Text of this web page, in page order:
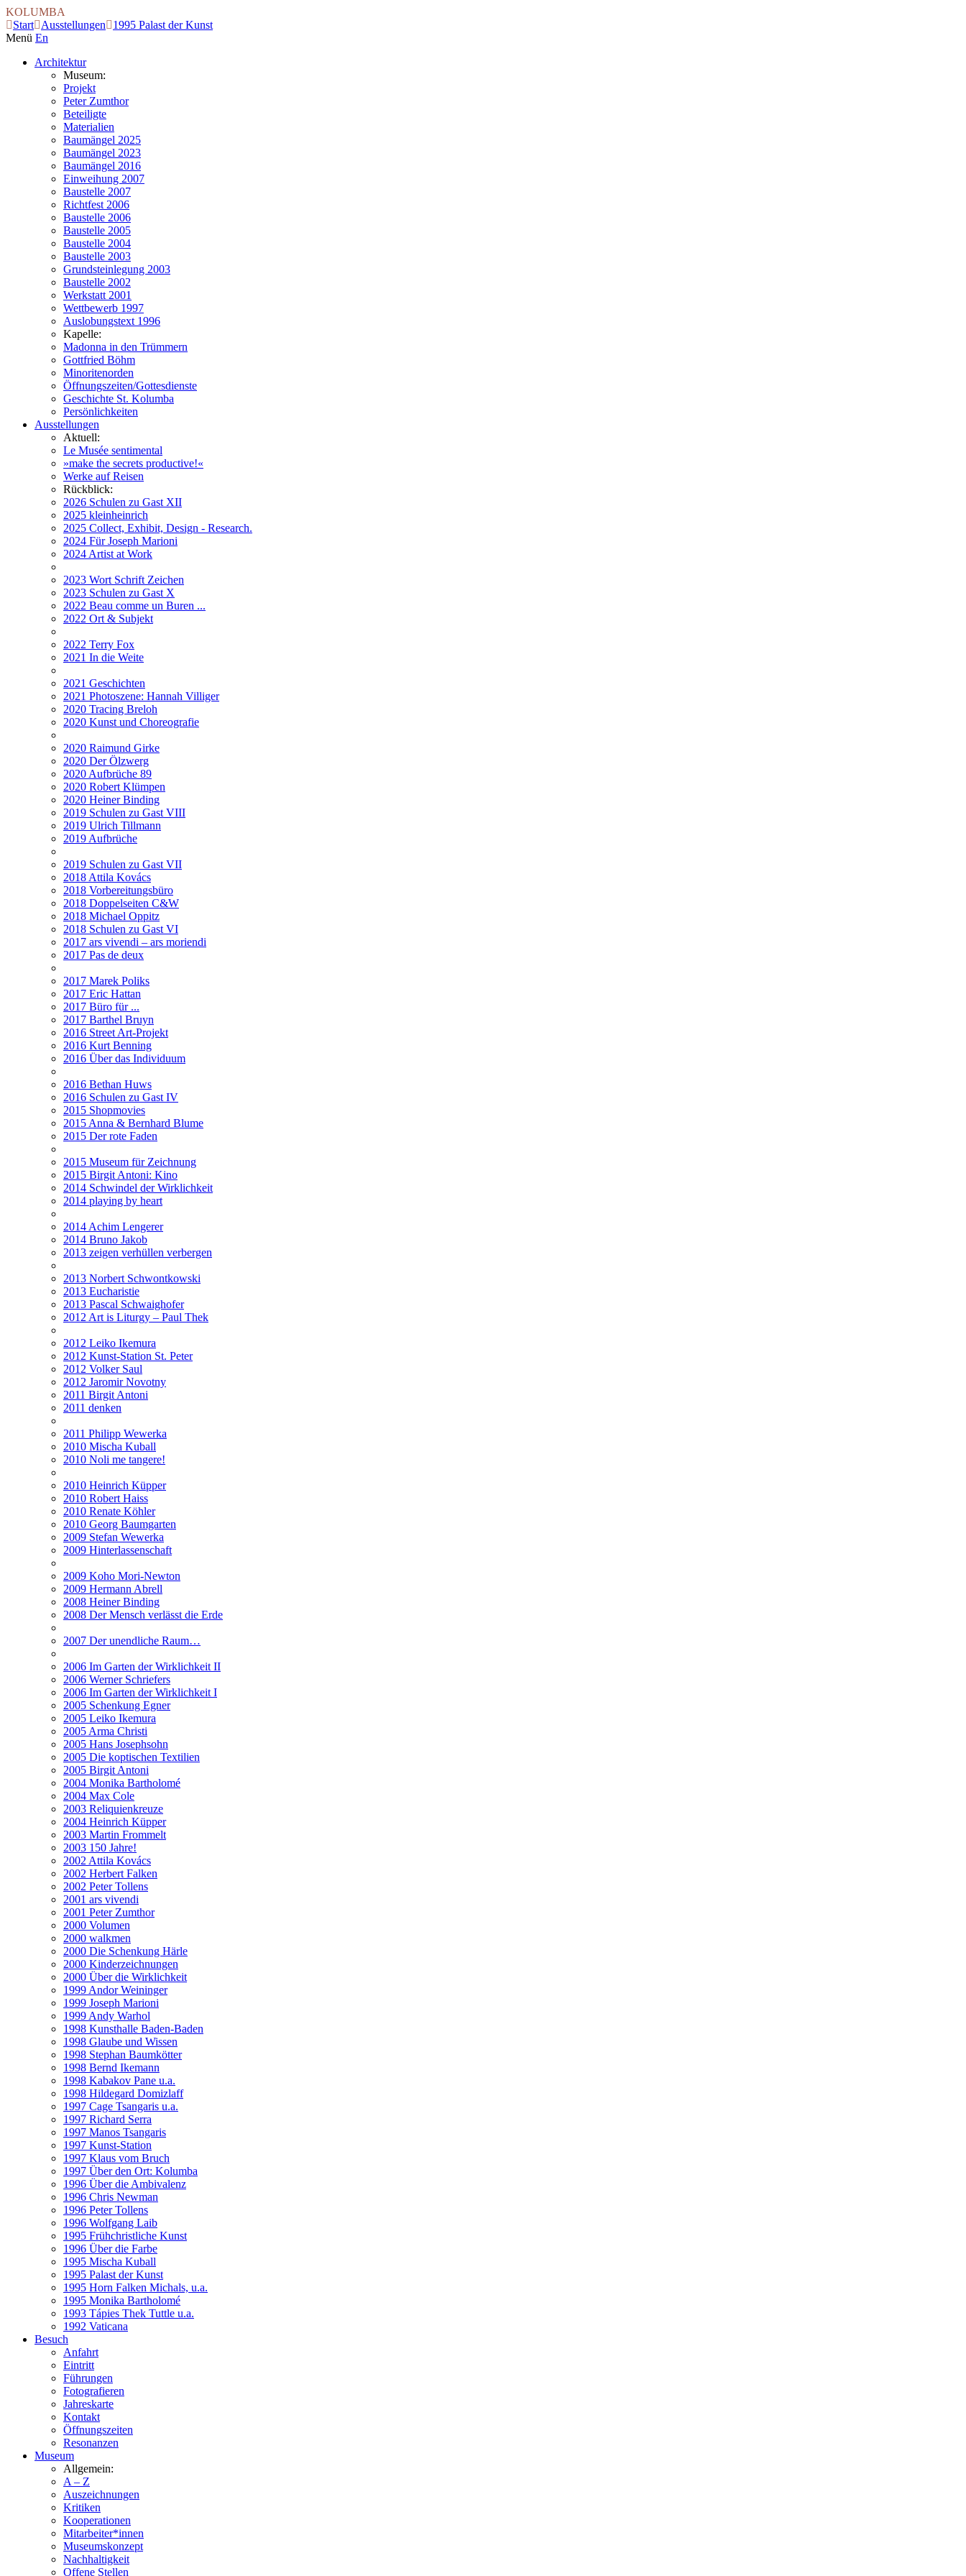
KOLUMBA
Start
Ausstellungen
1995 Palast der Kunst
Menü En
Architektur
Museum:
Projekt
Peter Zumthor
Beteiligte
Materialien
Baumängel 2025
Baumängel 2023
Baumängel 2016
Einweihung 2007
Baustelle 2007
Richtfest 2006
Baustelle 2006
Baustelle 2005
Baustelle 2004
Baustelle 2003
Grundsteinlegung 2003
Baustelle 2002
Werkstatt 2001
Wettbewerb 1997
Auslobungstext 1996
Kapelle:
Madonna in den Trümmern
Gottfried Böhm
Minoritenorden
Öffnungszeiten/Gottesdienste
Geschichte St. Kolumba
Persönlichkeiten
Ausstellungen
Aktuell:
Le Musée sentimental
»make the secrets productive!«
Werke auf Reisen
Rückblick:
2026 Schulen zu Gast XII
2025 kleinheinrich
2025 Collect, Exhibit, Design - Research.
2024 Für Joseph Marioni
2024 Artist at Work
2023 Wort Schrift Zeichen
2023 Schulen zu Gast X
2022 Beau comme un Buren ...
2022 Ort & Subjekt
2022 Terry Fox
2021 In die Weite
2021 Geschichten
2021 Photoszene: Hannah Villiger
2020 Tracing Breloh
2020 Kunst und Choreografie
2020 Raimund Girke
2020 Der Ölzwerg
2020 Aufbrüche 89
2020 Robert Klümpen
2020 Heiner Binding
2019 Schulen zu Gast VIII
2019 Ulrich Tillmann
2019 Aufbrüche
2019 Schulen zu Gast VII
2018 Attila Kovács
2018 Vorbereitungsbüro
2018 Doppelseiten C&W
2018 Michael Oppitz
2018 Schulen zu Gast VI
2017 ars vivendi – ars moriendi
2017 Pas de deux
2017 Marek Poliks
2017 Eric Hattan
2017 Büro für ...
2017 Barthel Bruyn
2016 Street Art-Projekt
2016 Kurt Benning
2016 Über das Individuum
2016 Bethan Huws
2016 Schulen zu Gast IV
2015 Shopmovies
2015 Anna & Bernhard Blume
2015 Der rote Faden
2015 Museum für Zeichnung
2015 Birgit Antoni: Kino
2014 Schwindel der Wirklichkeit
2014 playing by heart
2014 Achim Lengerer
2014 Bruno Jakob
2013 zeigen verhüllen verbergen
2013 Norbert Schwontkowski
2013 Eucharistie
2013 Pascal Schwaighofer
2012 Art is Liturgy – Paul Thek
2012 Leiko Ikemura
2012 Kunst-Station St. Peter
2012 Volker Saul
2012 Jaromir Novotny
2011 Birgit Antoni
2011 denken
2011 Philipp Wewerka
2010 Mischa Kuball
2010 Noli me tangere!
2010 Heinrich Küpper
2010 Robert Haiss
2010 Renate Köhler
2010 Georg Baumgarten
2009 Stefan Wewerka
2009 Hinterlassenschaft
2009 Koho Mori-Newton
2009 Hermann Abrell
2008 Heiner Binding
2008 Der Mensch verlässt die Erde
2007 Der unendliche Raum…
2006 Im Garten der Wirklichkeit II
2006 Werner Schriefers
2006 Im Garten der Wirklichkeit I
2005 Schenkung Egner
2005 Leiko Ikemura
2005 Arma Christi
2005 Hans Josephsohn
2005 Die koptischen Textilien
2005 Birgit Antoni
2004 Monika Bartholomé
2004 Max Cole
2003 Reliquienkreuze
2004 Heinrich Küpper
2003 Martin Frommelt
2003 150 Jahre!
2002 Attila Kovács
2002 Herbert Falken
2002 Peter Tollens
2001 ars vivendi
2001 Peter Zumthor
2000 Volumen
2000 walkmen
2000 Die Schenkung Härle
2000 Kinderzeichnungen
2000 Über die Wirklichkeit
1999 Andor Weininger
1999 Joseph Marioni
1999 Andy Warhol
1998 Kunsthalle Baden-Baden
1998 Glaube und Wissen
1998 Stephan Baumkötter
1998 Bernd Ikemann
1998 Kabakov Pane u.a.
1998 Hildegard Domizlaff
1997 Cage Tsangaris u.a.
1997 Richard Serra
1997 Manos Tsangaris
1997 Kunst-Station
1997 Klaus vom Bruch
1997 Über den Ort: Kolumba
1996 Über die Ambivalenz
1996 Chris Newman
1996 Peter Tollens
1996 Wolfgang Laib
1995 Frühchristliche Kunst
1996 Über die Farbe
1995 Mischa Kuball
1995 Palast der Kunst
1995 Horn Falken Michals, u.a.
1995 Monika Bartholomé
1993 Tápies Thek Tuttle u.a.
1992 Vaticana
Besuch
Anfahrt
Eintritt
Führungen
Fotografieren
Jahreskarte
Kontakt
Öffnungszeiten
Resonanzen
Museum
Allgemein:
A – Z
Auszeichnungen
Kritiken
Kooperationen
Mitarbeiter*innen
Museumskonzept
Nachhaltigkeit
Offene Stellen